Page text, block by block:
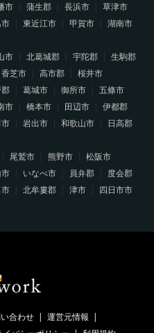
市 蒲生郡 長浜市
草津市
東近江市 甲賀市
湖南市
市 北葛城郡 宇陀郡
生駒郡
香芝市 高市郡
桜井市
葛城市 御所市
五條市
市 橋本市 田辺市
伊都郡
岩出市 和歌山市
日高郡
尾鷲市 熊野市
松阪市
いなべ市 員弁郡
度会郡
北牟婁郡 津市
四日市市
合わせ
運営元情報